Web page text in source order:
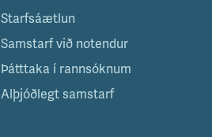
Starfsáætlun
Samstarf við notendur
Þátttaka í rannsóknum
Alþjóðlegt samstarf